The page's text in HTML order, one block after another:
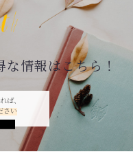
g
ば、
さい
情報はこちら！